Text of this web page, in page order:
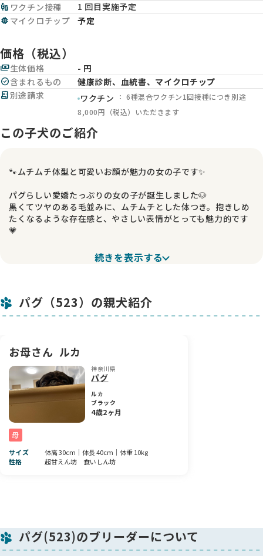
vaccines ワクチン接種
1 回目実施予定
memory マイクロチップ 予定
価格（税込）
payments生体価格
- 円
check_circle含まれるもの
健康診断、血統書、マイクロチップ
receipt_long別途請求 ワクチン
： 6種混合ワクチン1回接種につき別途
8,000円（税込）いただきます
この子犬のご紹介
🐾ムチムチ体型と可愛いお顔が魅力の女の子です✨
パグらしい愛嬌たっぷりの女の子が誕生しました🐶
黒くてツヤのある毛並みに、ムチムチとした体つき。抱きしめ
たくなるような存在感と、やさしい表情がとっても魅力的です
💗
お母さんは落ち着きのある甘えん坊、ルカちゃん🌼
この子もルカ譲りの癒やしオーラをまとっていて、のんびりマ
お顔立ちも整っていて、美人さんになること間違いなし🎀
毎日一緒に過ごす中で、どんどん可愛さが増していっていま
愛情いっぱいの環境で大切に育てていますので、初めての方も
ご安心ください🌱
気になる方は、ぜひお気軽にお問い合わせください📩
続きを表示する
パグ（523）の親犬紹介
お母さん ルカ
神奈川県
パグ
ルカ
ブラック
4歳2ヶ月
母
サイズ
体高 30cm｜体長 40cm｜体重 10kg
性格
超甘えん坊 食いしん坊
パグ(523)のブリーダーについて